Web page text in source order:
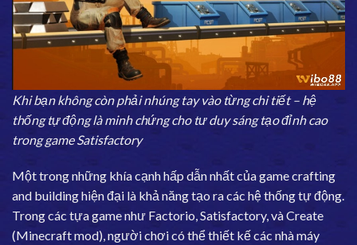
Khi bạn không còn phải nhúng tay vào từng chi tiết – hệ
thống tự động là minh chứng cho tư duy sáng tạo đỉnh cao
trong game Satisfactory
Một trong những khía cạnh hấp dẫn nhất của game crafting
and building hiện đại là khả năng tạo ra các hệ thống tự động.
Trong các tựa game như Factorio, Satisfactory, và Create
(Minecraft mod), người chơi có thể thiết kế các nhà máy